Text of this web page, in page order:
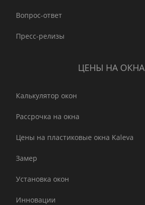
Вопрос-ответ
Пресс-релизы
ЦЕНЫ НА ОКНА
Калькулятор окон
Рассрочка на окна
Цены на пластиковые окна Kaleva
Замер
Установка окон
Инновации